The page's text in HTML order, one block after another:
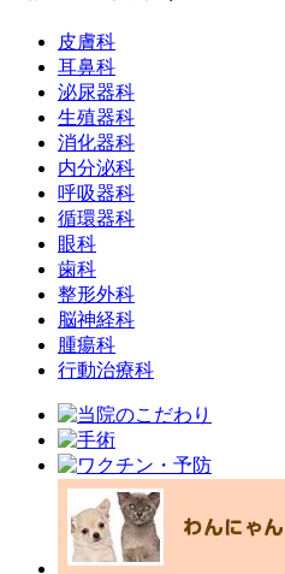
皮膚科
耳鼻科
泌尿器科
生殖器科
消化器科
内分泌科
呼吸器科
循環器科
眼科
歯科
整形外科
脳神経科
腫瘍科
行動治療科